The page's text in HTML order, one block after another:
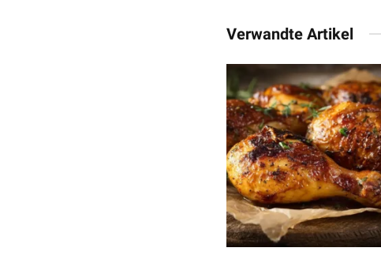
Verwandte Artikel